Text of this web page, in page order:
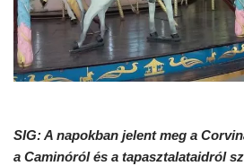
SIG: A napokban jelent meg a
a Caminóról és a tapasztalataidról